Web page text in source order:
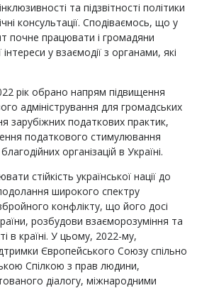
та підзвітності політики
консультації. Сподіваємось, що у
почне працювати і громадяни
у взаємодії з органами, які
рік обрано напрям підвищення
адміністрування для громадських
зарубіжних податкових практик,
податкового стимулювання
організацій в Україні.
стійкість української нації до
подолання широкого спектру
конфлікту, що його досі
розбудови взаєморозуміння та
в країні. У цьому, 2022-му,
Європейського Союзу спільно
Спілкою з прав людини,
діалогу, міжнародними